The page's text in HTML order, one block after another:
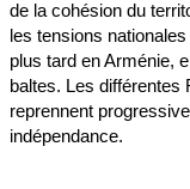
de la cohésion du
les tensions
plus tard en Arménie,
baltes. Les différentes
reprennent
indépendance.